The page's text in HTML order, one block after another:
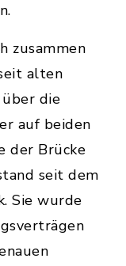
zusammen
alten
die
auf beiden
der Brücke
seit dem
Sie wurde